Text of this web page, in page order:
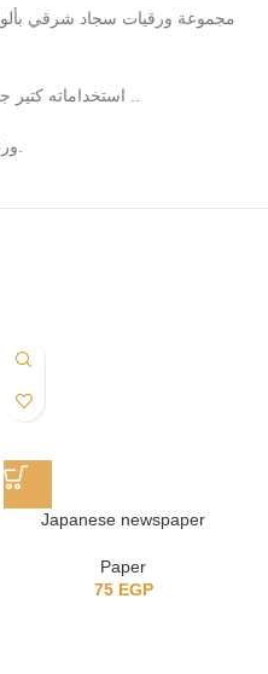
استخداماته كتير جدا للجورنالينج والتابلوهات وغيرها كتير ..
ورق كريمي الوان و تفاصيل واضحه جدا.
Japanese newspaper
Paper
75 EGP